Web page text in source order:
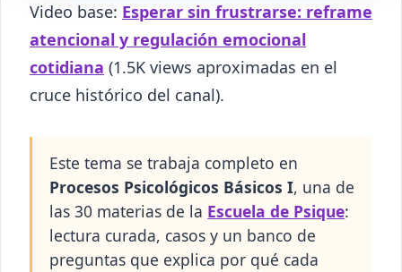
Video base: Esperar sin frustrarse: reframe
atencional y regulación emocional
cotidiana (1.5K views aproximadas en el
cruce histórico del canal).
Este tema se trabaja completo en
Procesos Psicológicos Básicos I, una de
las 30 materias de la Escuela de Psique:
lectura curada, casos y un banco de
preguntas que explica por qué cada